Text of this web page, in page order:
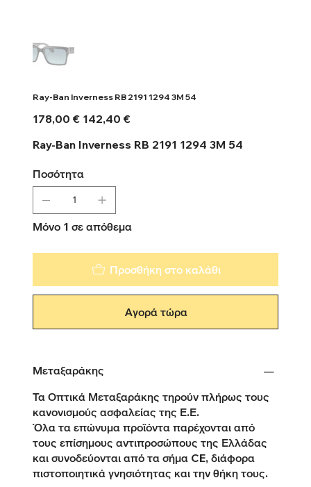
Ray-Ban Inverness RB 2191 1294 3M 54
Αρχική
τιμή
178,00 €
Τιμή
έκπτωσης
142,40 €
Ray-Ban Inverness RB 2191 1294 3M 54
Ποσότητα
Μόνο 1 σε απόθεμα
Προσθήκη στο καλάθι
Αγορά τώρα
Μεταξαράκης
Τα Οπτικά Μεταξαράκης τηρούν πλήρως τους
κανονισμούς ασφαλείας της Ε.Ε.
Όλα τα επώνυμα προϊόντα παρέχονται από
τους επίσημους αντιπροσώπους της Ελλάδας
και συνοδεύονται από τα σήμα CE, διάφορα
πιστοποιητικά γνησιότητας και την θήκη τους.